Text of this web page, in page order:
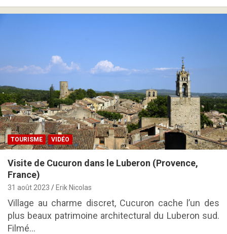
TOURISME VIDÉO
Visite de Cucuron dans le Luberon (Provence,
France)
31 août 2023 Erik Nicolas
Village au charme discret, Cucuron cache l’un des
plus beaux patrimoine architectural du Luberon sud.
Filmé…